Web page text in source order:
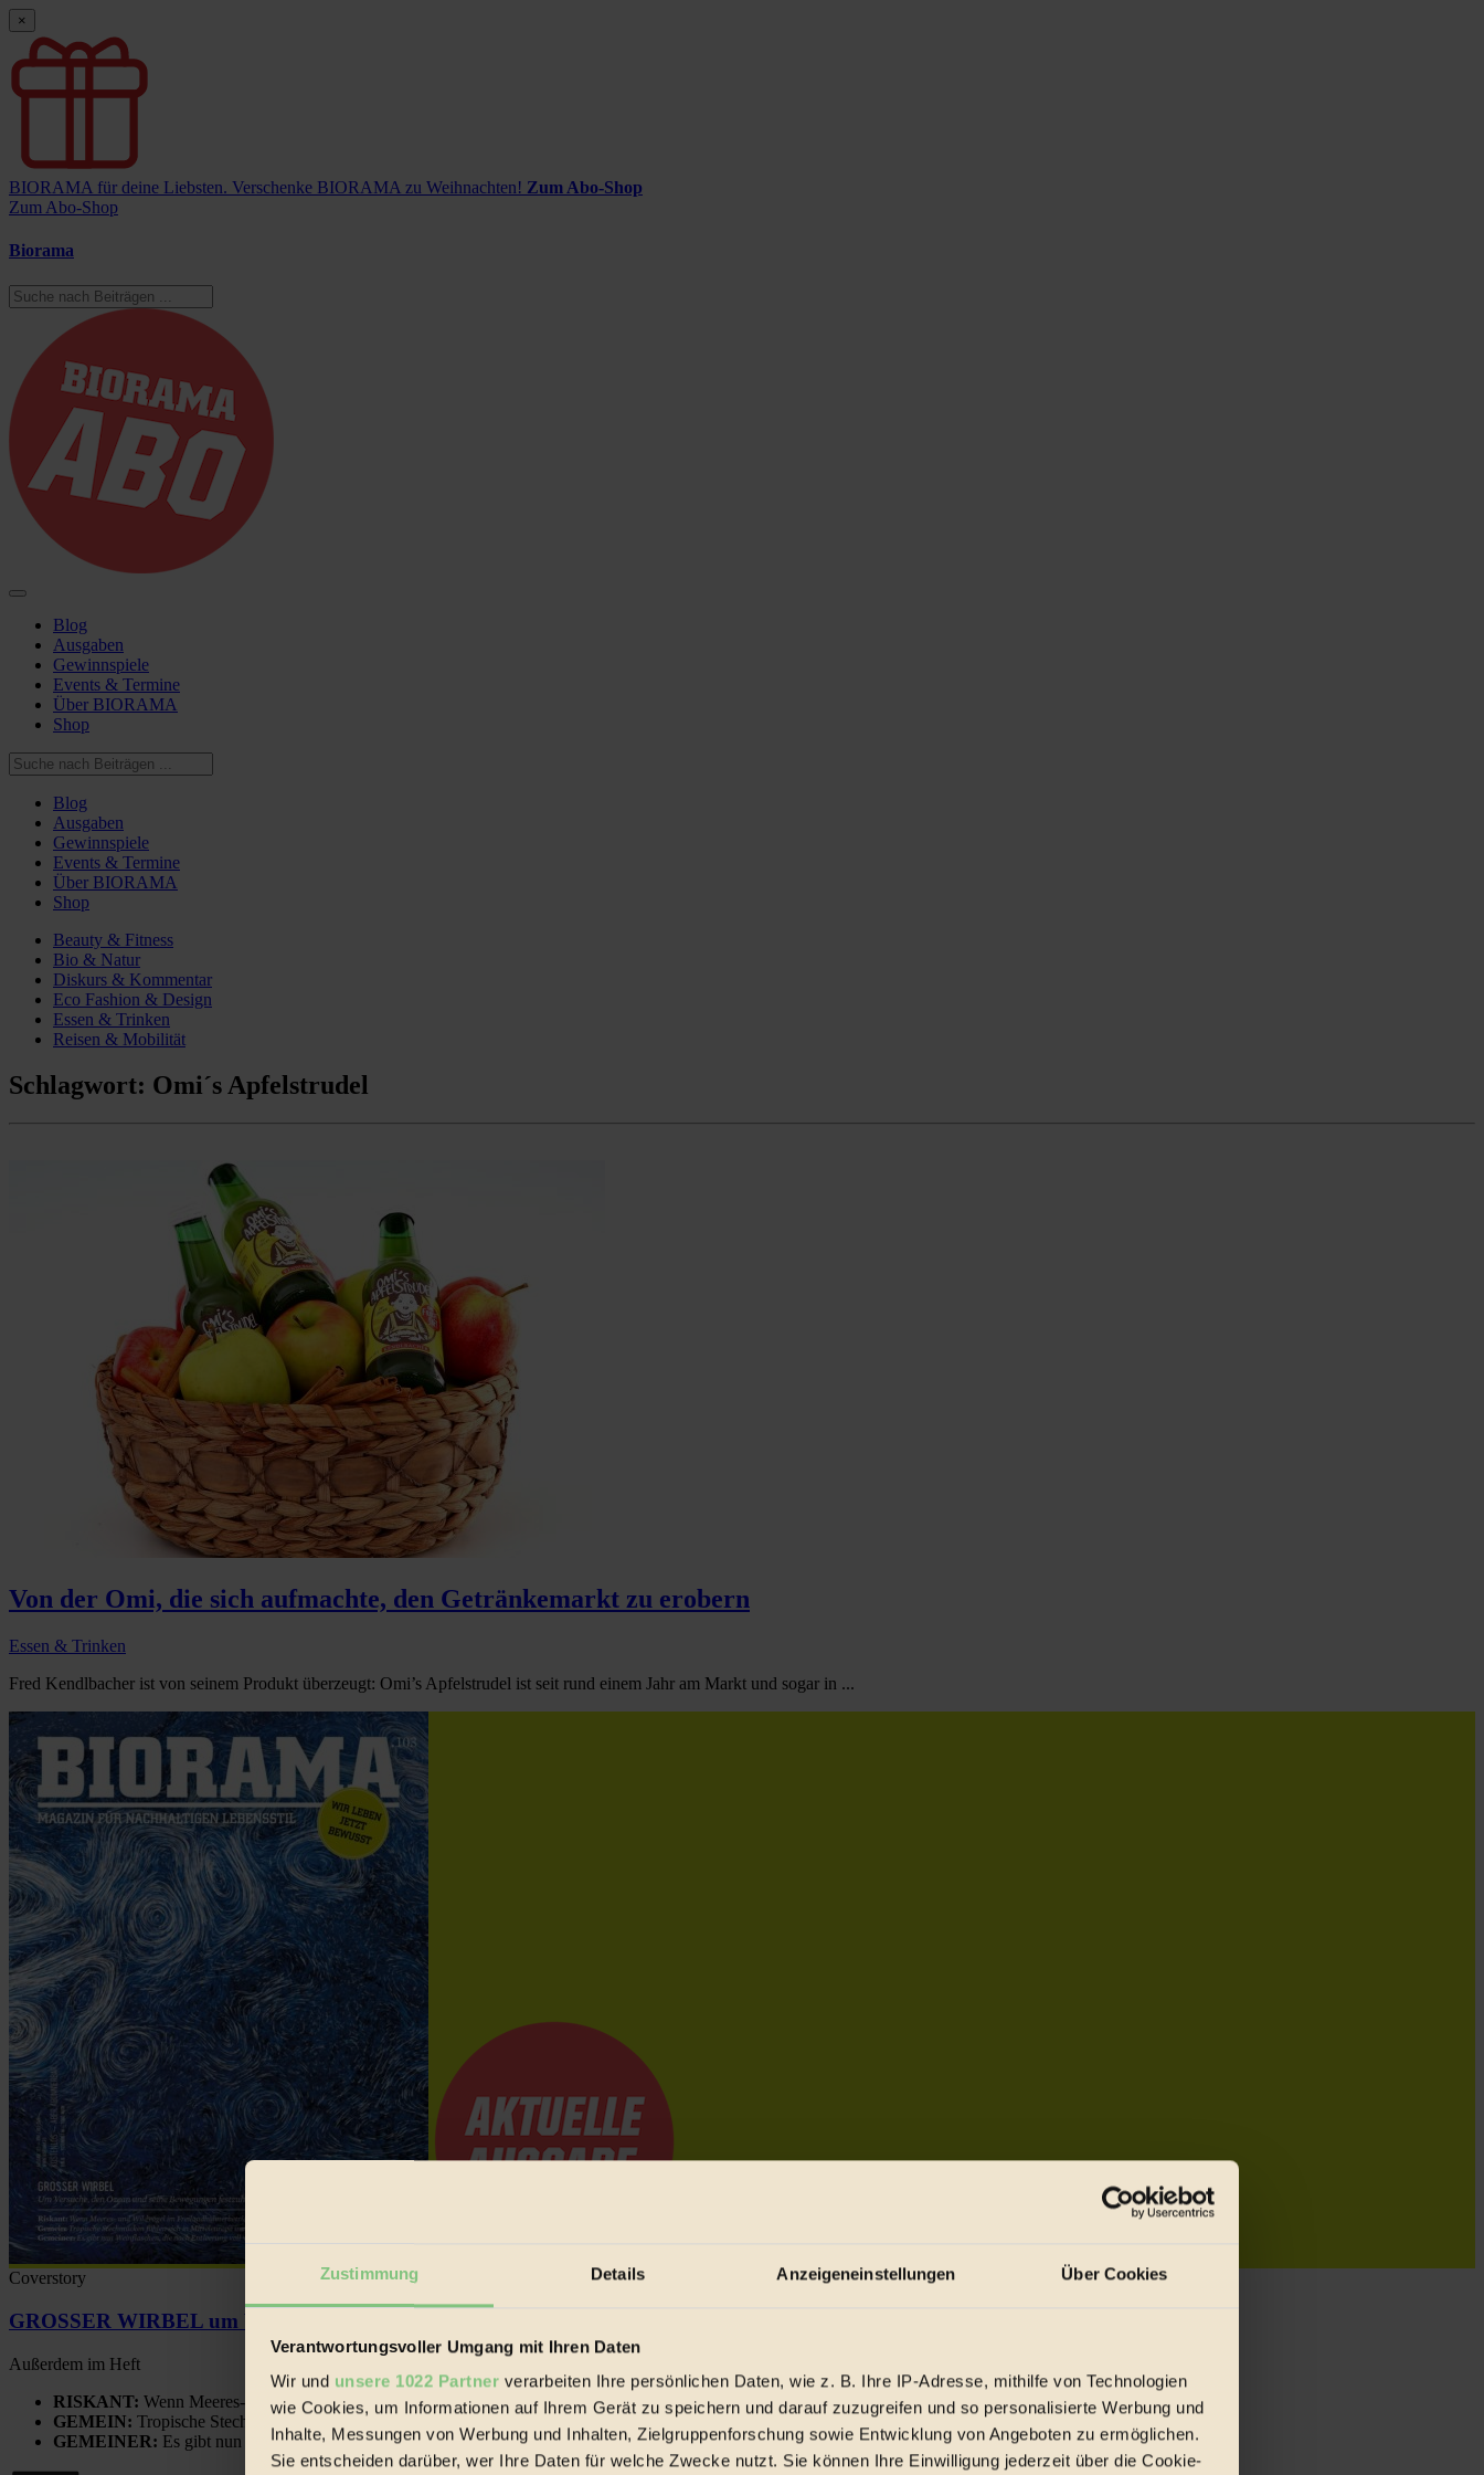
Zustimmung Details Anzeigeneinstellungen Über Cookies
Verantwortungsvoller Umgang mit Ihren Daten
Wir und unsere 1022 Partner verarbeiten Ihre persönlichen Daten, wie z. B. Ihre IP-Adresse, mithilfe von Technologien
wie Cookies, um Informationen auf Ihrem Gerät zu speichern und darauf zuzugreifen und so personalisierte Werbung und
Inhalte, Messungen von Werbung und Inhalten, Zielgruppenforschung sowie Entwicklung von Angeboten zu ermöglichen.
Sie entscheiden darüber, wer Ihre Daten für welche Zwecke nutzt. Sie können Ihre Einwilligung jederzeit über die Cookie-
×
BIORAMA für deine Liebsten. Verschenke BIORAMA zu Weihnachten! Zum Abo-Shop
Zum Abo-Shop
Biorama
Blog
Ausgaben
Gewinnspiele
Events & Termine
Über BIORAMA
Shop
Blog
Ausgaben
Gewinnspiele
Events & Termine
Über BIORAMA
Shop
Beauty & Fitness
Bio & Natur
Diskurs & Kommentar
Eco Fashion & Design
Essen & Trinken
Reisen & Mobilität
Schlagwort: Omi´s Apfelstrudel
Von der Omi, die sich aufmachte, den Getränkemarkt zu erobern
Essen & Trinken
Fred Kendlbacher ist von seinem Produkt überzeugt: Omi’s Apfelstrudel ist seit rund einem Jahr am Markt und sogar in ...
Coverstory
GROSSER WIRBEL um Versuche, den Ozean und seine Bewegungen festzuhalten.
Außerdem im Heft
RISKANT: Wenn Meeres- und Wildvögel im Freilandhühnerbetrieb vorbeischauen.
GEMEIN: Tropische Stechmücken fühlen sich in Mitteleuropa inziwschen oft zu Hause.
GEMEINER: Es gibt nun Weinflaschen, die nach Entleerung voll wieder zu dir zurückkommen.